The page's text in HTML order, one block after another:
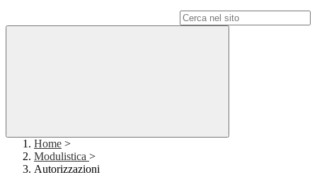
Home >
Modulistica >
Autorizzazioni